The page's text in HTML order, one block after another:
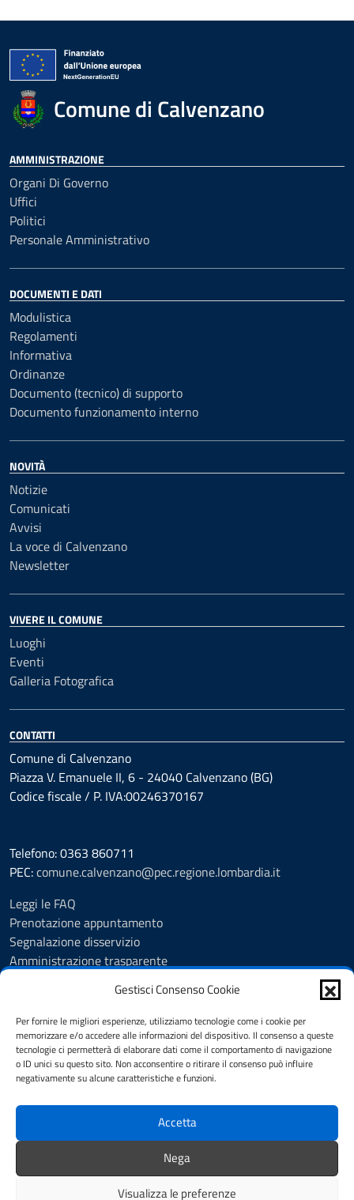
Gestisci Consenso Cookie
Per fornire le migliori esperienze, utilizziamo tecnologie come i cookie per
memorizzare e/o accedere alle informazioni del dispositivo. Il consenso a queste
tecnologie ci permetterà di elaborare dati come il comportamento di navigazione
o ID unici su questo sito. Non acconsentire o ritirare il consenso può influire
negativamente su alcune caratteristiche e funzioni.
Accetta
Nega
Visualizza le preferenze
Comune di Calvenzano
AMMINISTRAZIONE
Organi Di Governo
Uffici
Politici
Personale Amministrativo
DOCUMENTI E DATI
Modulistica
Regolamenti
Informativa
Ordinanze
Documento (tecnico) di supporto
Documento funzionamento interno
NOVITÀ
Notizie
Comunicati
Avvisi
La voce di Calvenzano
Newsletter
VIVERE IL COMUNE
Luoghi
Eventi
Galleria Fotografica
CONTATTI
Comune di Calvenzano
Piazza V. Emanuele II, 6 - 24040 Calvenzano (BG)
Codice fiscale / P. IVA:00246370167
Telefono: 0363 860711
PEC:comune.calvenzano@pec.regione.lombardia.it
Leggi le FAQ
Prenotazione appuntamento
Segnalazione disservizio
Amministrazione trasparente
Informativa privacy
Cookie Policy
Note legali
Dichiarazione di accessibilità
SEGUICI SU
Biblioteca Comunale